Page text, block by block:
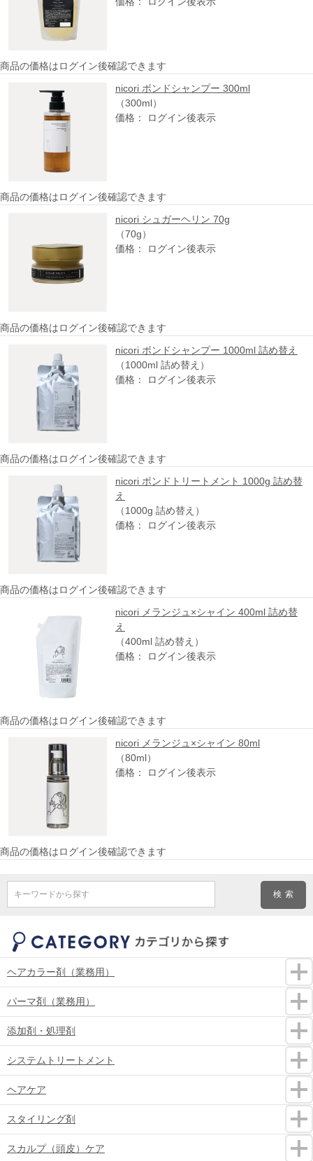
商品の価格はログイン後確認できます
nicori ボンドシャンプー 300ml
（300ml）
価格： ログイン後表示
商品の価格はログイン後確認できます
nicori シュガーヘリン 70g
（70g）
価格： ログイン後表示
商品の価格はログイン後確認できます
nicori ボンドシャンプー 1000ml 詰め替え
（1000ml 詰め替え）
価格： ログイン後表示
商品の価格はログイン後確認できます
nicori ボンドトリートメント 1000g 詰め替
え
（1000g 詰め替え）
価格： ログイン後表示
商品の価格はログイン後確認できます
nicori メランジュ×シャイン 400ml 詰め替
え
（400ml 詰め替え）
価格： ログイン後表示
商品の価格はログイン後確認できます
nicori メランジュ×シャイン 80ml
（80ml）
価格： ログイン後表示
商品の価格はログイン後確認できます
キーワードから探す
ヘアカラー剤（業務用）
パーマ剤（業務用）
添加剤・処理剤
システムトリートメント
ヘアケア
スタイリング剤
スカルプ（頭皮）ケア